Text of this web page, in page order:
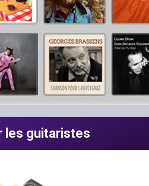
les guitaristes